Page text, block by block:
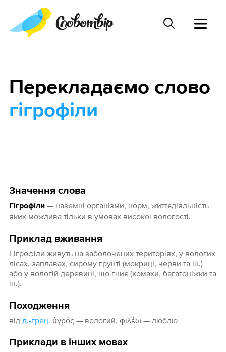
Значення слова
Гігрофіли— наземні організми, норм, життєдіяльність
яких можлива тільки в умовах високої вологості.
Приклад вживання
Гігрофіли живуть на заболочених територіях, у вологих
лісах, заплавах, сирому грунті (мокриці, черви та ін.)
або у вологій деревині, що гниє (комахи, багатоніжки та
ін.).
Походження
від д.-грец. ὑγρός — вологий, φιλέω — люблю
Приклади в інших мовах
Перекладаємо слово
гігрофіли